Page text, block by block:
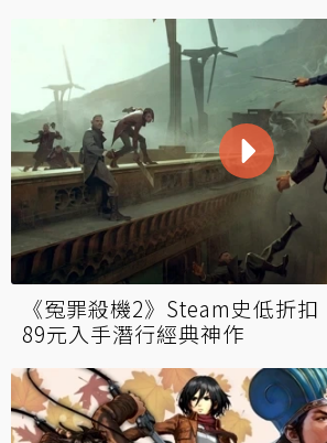
《冤罪殺機2》Steam史低折扣
89元入手潛行經典神作